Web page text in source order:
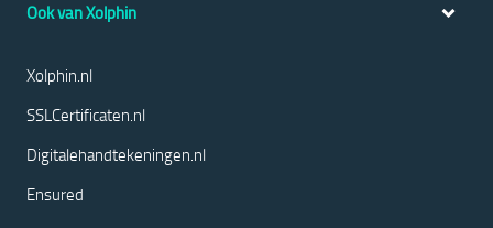
Ook van Xolphin
Xolphin.nl
SSLCertificaten.nl
Digitalehandtekeningen.nl
Ensured